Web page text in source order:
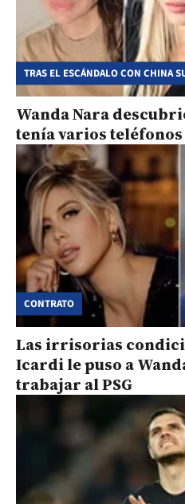
TRAS EL ESCÁNDALO CON CHINA
Wanda Nara
tenía varios
CONTRATO
Las irrisorias
Icardi le puso a
trabajar al PSG